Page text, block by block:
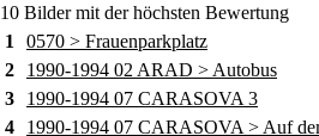
10 Bilder mit der höchsten Bewertung
1
0570 > Frauenparkplatz
2
1990-1994 02 ARAD > Autobus
3
1990-1994 07 CARASOVA 3
4
1990-1994 07 CARASOVA > Auf